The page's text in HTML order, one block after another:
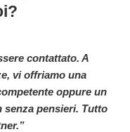
contattato. A
vi offriamo una
oppure un
senza pensieri. Tutto